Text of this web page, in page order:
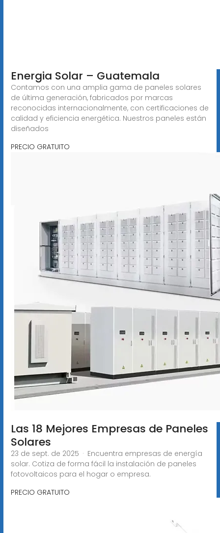
Energia Solar – Guatemala
Contamos con una amplia gama de paneles solares
de última generación, fabricados por marcas
reconocidas internacionalmente, con certificaciones de
calidad y eficiencia energética. Nuestros paneles están
diseñados
PRECIO GRATUITO
Las 18 Mejores Empresas de Paneles
Solares
23 de sept. de 2025 · Encuentra empresas de energía
solar. Cotiza de forma fácil la instalación de paneles
fotovoltaicos para el hogar o empresa.
PRECIO GRATUITO